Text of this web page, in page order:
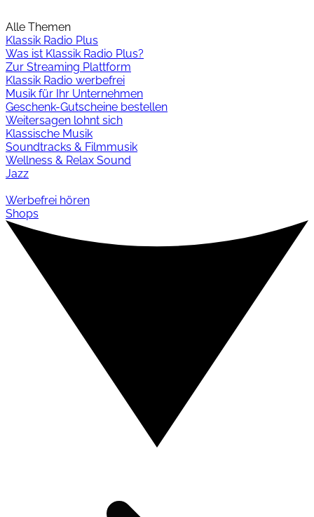
Alle Themen
Klassik Radio Plus
Was ist Klassik Radio Plus?
Zur Streaming Plattform
Klassik Radio werbefrei
Musik für Ihr Unternehmen
Geschenk-Gutscheine bestellen
Weitersagen lohnt sich
Klassische Musik
Soundtracks & Filmmusik
Wellness & Relax Sound
Jazz
Werbefrei hören
Shops